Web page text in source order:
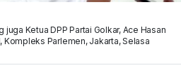
juga Ketua DPP Partai Golkar, Ace Hasan
Kompleks Parlemen, Jakarta, Selasa